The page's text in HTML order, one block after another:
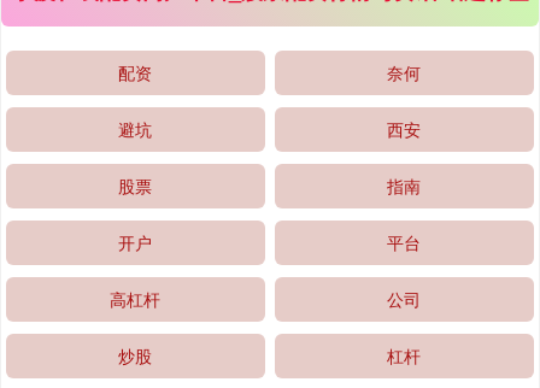
深证成指 +1.42%
沪深300 4694.44 +43.13 +0.93%
配资 奈何
避坑 西安
股票 指南
开户 平台
高杠杆 公司
炒股 杠杆